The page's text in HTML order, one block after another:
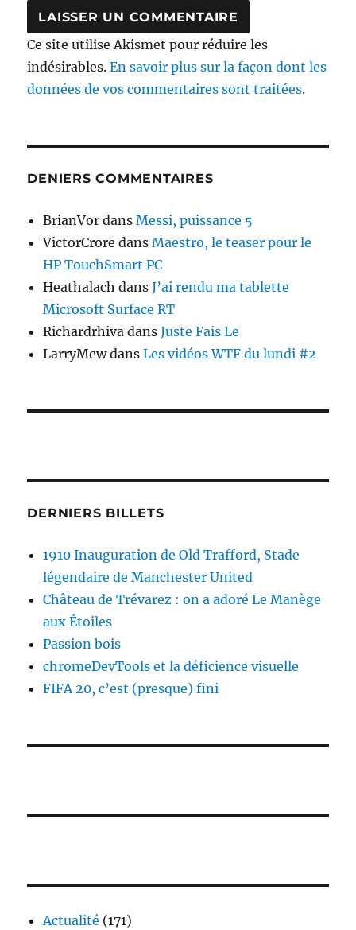
Ce site utilise Akismet pour réduire les
indésirables.En savoir plus sur la façon dont les
données de vos commentaires sont traitées.
DENIERS COMMENTAIRES
BrianVor dansMessi, puissance 5
VictorCrore dansMaestro, le teaser pour le
HP TouchSmart PC
Heathalach dansJ’ai rendu ma tablette
Microsoft Surface RT
Richardrhiva dansJuste Fais Le
LarryMewdansLes vidéos WTF du lundi #2
DERNIERS BILLETS
1910 Inauguration de Old Trafford, Stade
légendaire de Manchester United
Château de Trévarez : on a adoré Le Manège
aux Étoiles
Passion bois
chromeDevTools et la déficience visuelle
FIFA 20, c’est (presque) fini
Actualité (171)